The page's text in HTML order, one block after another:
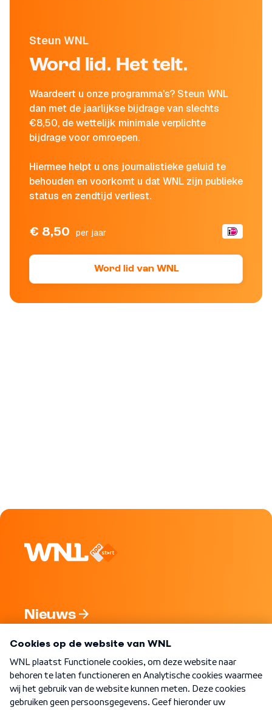
Steun WNL
Word lid. Het telt.
Waardeert u onze programma's? Steun WNL
dan met de jaarlijkse bijdrage van slechts
€8,50, de wettelijk minimale verplichte
bijdrage voor omroepen.
Hiermee helpt u ons journalistieke geluid te
behouden en voorkomt u dat WNL zijn publieke
status en zendtijd verliest.
€ 8,50 per jaar
Word lid van WNL
Nieuws
Nieuwsbrief
Word Lid